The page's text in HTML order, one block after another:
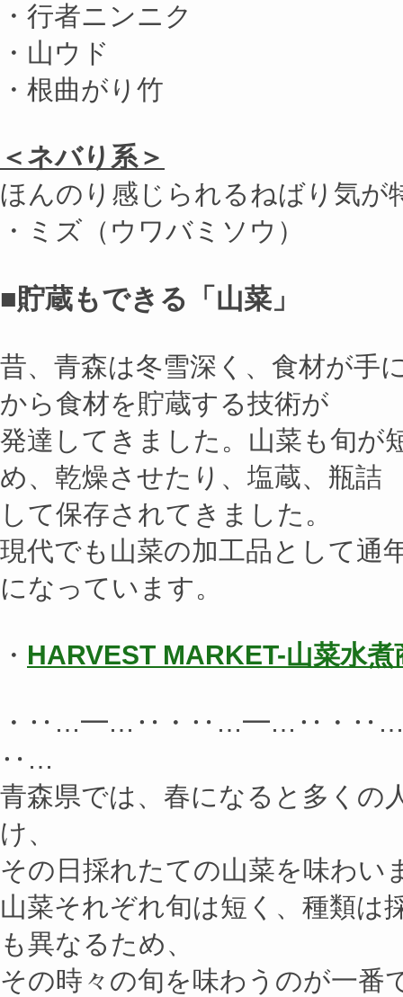
・行者ニンニク
・山ウド
・根曲がり竹
＜ネバり系＞
ほんのり感じられるねばり気が
・ミズ（ウワバミソウ）
■貯蔵もできる「山菜」
昔、青森は冬雪深く、食材が手
から食材を貯蔵する技術が
発達してきました。山菜も旬が
め、乾燥させたり、塩蔵、瓶詰
して保存されてきました。
現代でも山菜の加工品として通
になっています。
・ HARVEST MARKET-山菜水煮
・‥…━…‥・‥…━…‥・
‥…
青森県では、春になると多くの
け、
その日採れたての山菜を味わい
山菜それぞれ旬は短く、種類は
も異なるため、
その時々の旬を味わうのが一番